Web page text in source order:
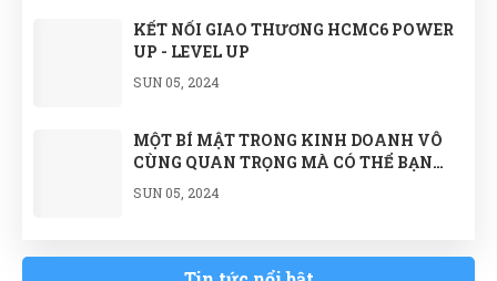
KẾT NỐI GIAO THƯƠNG HCMC6 POWER
UP - LEVEL UP
SUN 05, 2024
MỘT BÍ MẬT TRONG KINH DOANH VÔ
CÙNG QUAN TRỌNG MÀ CÓ THỂ BẠN
CHƯA BIẾT
SUN 05, 2024
lượng tại Quận 11, HCM